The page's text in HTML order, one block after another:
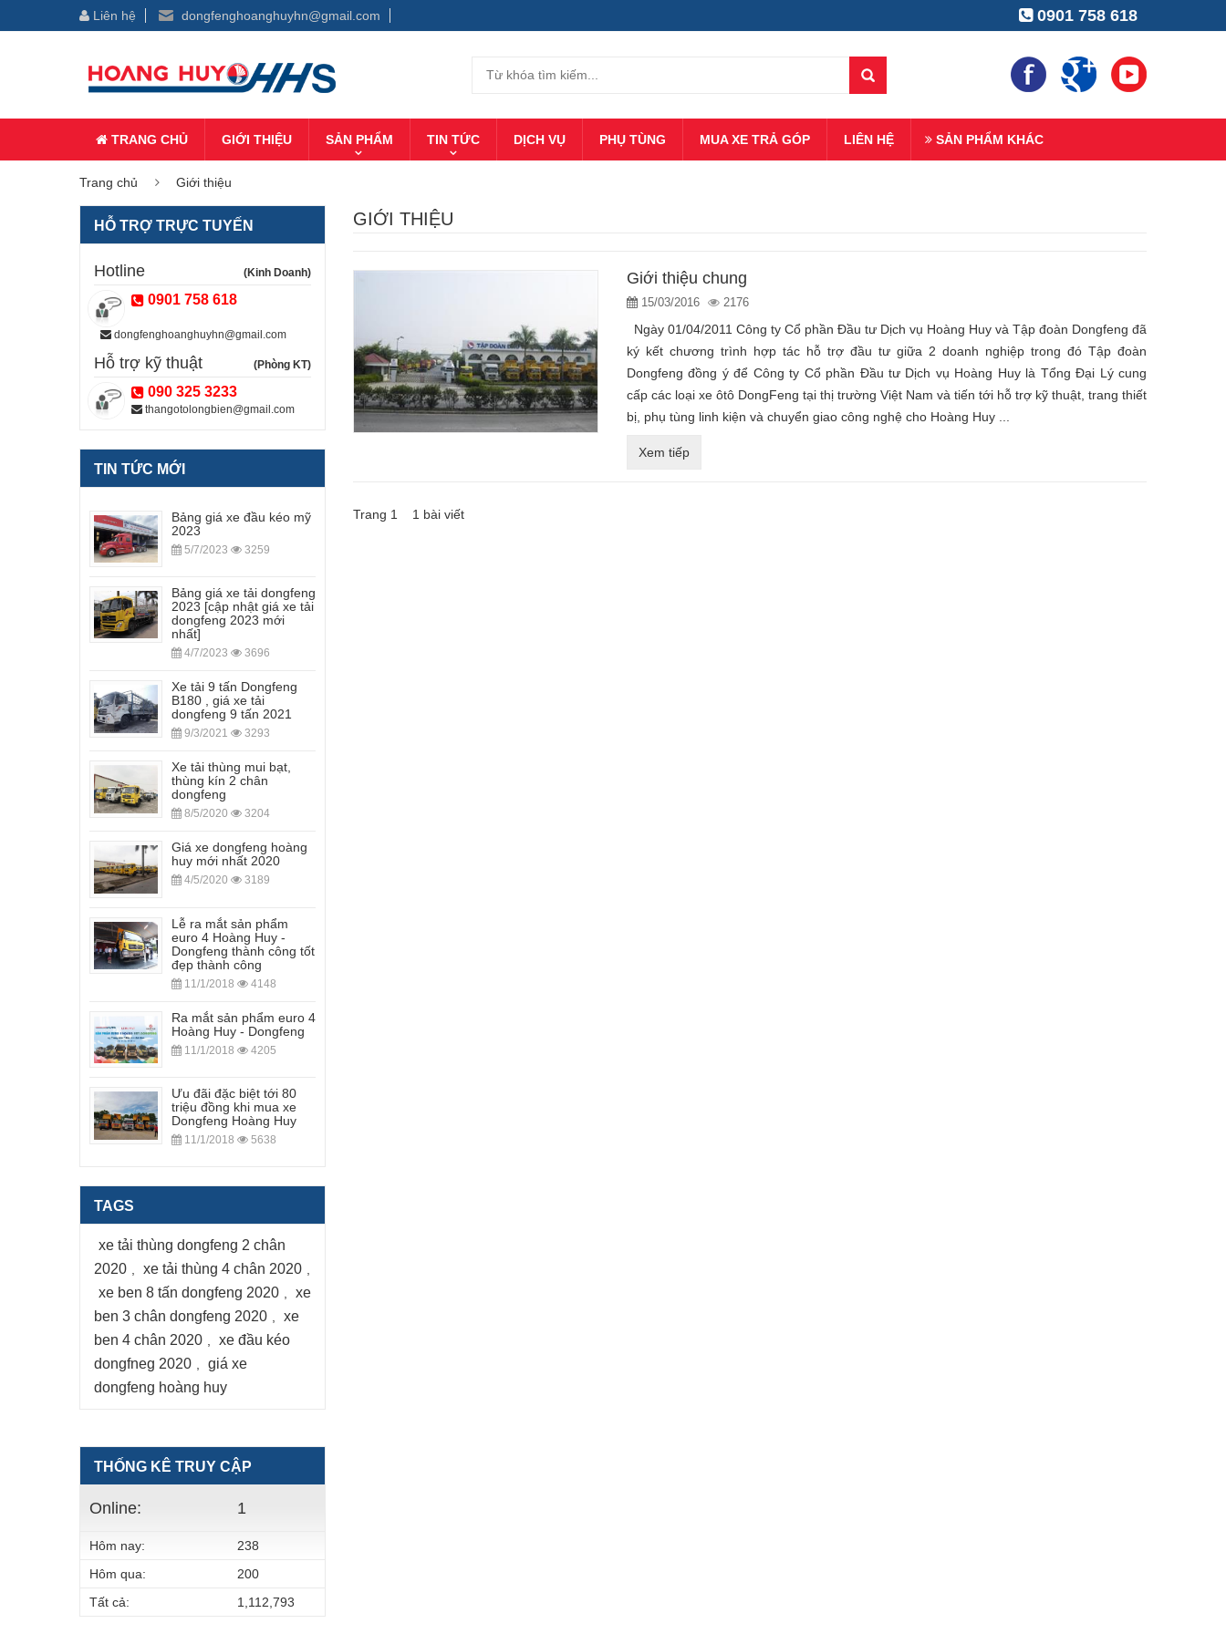
Liên hệ dongfenghoanghuyhn@gmail.com 0901 758 618
TRANG CHỦ GIỚI THIỆU SẢN PHẨM TIN TỨC DỊCH VỤ PHỤ TÙNG MUA XE TRẢ GÓP LIÊN HỆ SẢN PHẨM KHÁC
Trang chủ Giới thiệu
GIỚI THIỆU
Giới thiệu chung
15/03/2016 2176
Ngày 01/04/2011 Công ty Cổ phần Đầu tư Dịch vụ Hoàng Huy và Tập đoàn Dongfeng đã
ký kết chương trình hợp tác hỗ trợ đầu tư giữa 2 doanh nghiệp trong đó Tập đoàn
Dongfeng đồng ý để Công ty Cổ phần Đầu tư Dịch vụ Hoàng Huy là Tổng Đại Lý cung
cấp các loại xe ôtô DongFeng tại thị trường Việt Nam và tiến tới hỗ trợ kỹ thuật, trang thiết
bị, phụ tùng linh kiện và chuyển giao công nghệ cho Hoàng Huy ...
Xem tiếp
Trang 1 1 bài viết
HỖ TRỢ TRỰC TUYẾN
Hotline (Kinh Doanh)
0901 758 618
dongfenghoanghuyhn@gmail.com
Hỗ trợ kỹ thuật (Phòng KT)
090 325 3233
thangotolongbien@gmail.com
TIN TỨC MỚI
Bảng giá xe đầu kéo mỹ
2023
5/7/2023 3259
Bảng giá xe tải dongfeng
2023 [cập nhật giá xe tải
dongfeng 2023 mới
nhất]
4/7/2023 3696
Xe tải 9 tấn Dongfeng
B180 , giá xe tải
dongfeng 9 tấn 2021
9/3/2021 3293
Xe tải thùng mui bạt,
thùng kín 2 chân
dongfeng
8/5/2020 3204
Giá xe dongfeng hoàng
huy mới nhất 2020
4/5/2020 3189
Lễ ra mắt sản phẩm
euro 4 Hoàng Huy -
Dongfeng thành công tốt
đẹp thành công
11/1/2018 4148
Ra mắt sản phẩm euro 4
Hoàng Huy - Dongfeng
11/1/2018 4205
Ưu đãi đặc biệt tới 80
triệu đồng khi mua xe
Dongfeng Hoàng Huy
11/1/2018 5638
TAGS
xe tải thùng dongfeng 2 chân
2020 , xe tải thùng 4 chân 2020 ,
xe ben 8 tấn dongfeng 2020 ,
xe
ben 3 chân dongfeng 2020 ,
xe
ben 4 chân 2020 ,
xe đầu kéo
dongfneg 2020 ,
giá xe
dongfeng hoàng huy
THỐNG KÊ TRUY CẬP
Online: 1
Hôm nay:
238
Hôm qua:
200
Tất cả:
1,112,793